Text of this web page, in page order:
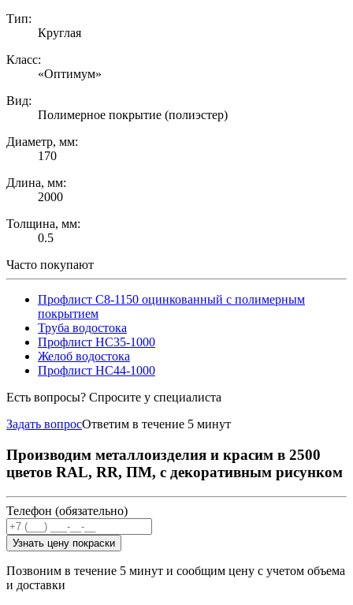
Тип:
Круглая
Класс:
«Оптимум»
Вид:
Полимерное покрытие (полиэстер)
Диаметр, мм:
170
Длина, мм:
2000
Толщина, мм:
0.5
Часто покупают
Профлист С8-1150 оцинкованный с полимерным
покрытием
Труба водостока
Профлист НС35-1000
Желоб водостока
Профлист НС44-1000
Есть вопросы? Спросите у специалиста
Задать вопросОтветим в течение 5 минут
Производим металлоизделия и красим в 2500
цветов RAL, RR, ПМ, с декоративным рисунком
Телефон (обязательно)
Узнать цену покраски
Позвоним в течение 5 минут и сообщим цену с учетом объема
и доставки